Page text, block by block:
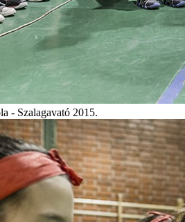
- Szalagavató 2015.